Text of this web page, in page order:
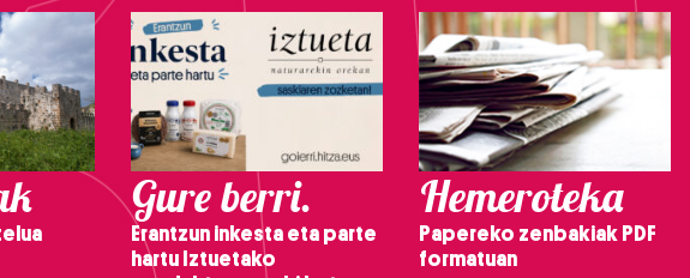
Gure berri.
Erantzun inkesta eta parte
hartu Iztuetako
Hemeroteka
Papereko zenbakiak PDF
formatuan